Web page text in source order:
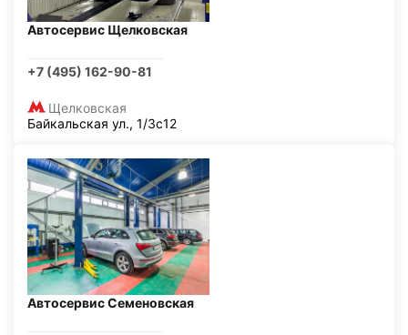
Автосервис Щелковская
+7 (495) 162-90-81
Щелковская
Байкальская ул., 1/3с12
Автосервис Семеновская